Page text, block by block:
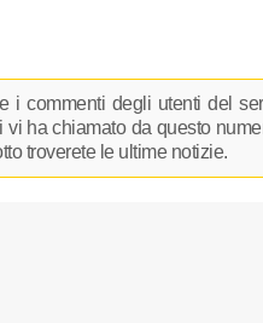
i commenti degli utenti del
ha chiamato da questo
troverete le ultime notizie.